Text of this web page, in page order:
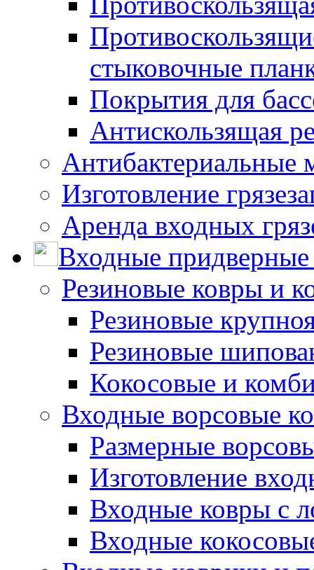
стыковочные
Покрытия для
Антискользящая
Антибактериальные
Изготовление
Аренда входных
Входные
Резиновые ковры и
Резиновые
Резиновые
Кокосовые и
Входные ворсовые
Размерные
Изготовление
Входные ковры с
Входные